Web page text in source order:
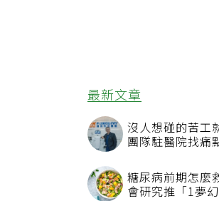
最新文章
沒人想碰的苦工
團隊駐醫院找痛
糖尿病前期怎麼
會研究推「1夢